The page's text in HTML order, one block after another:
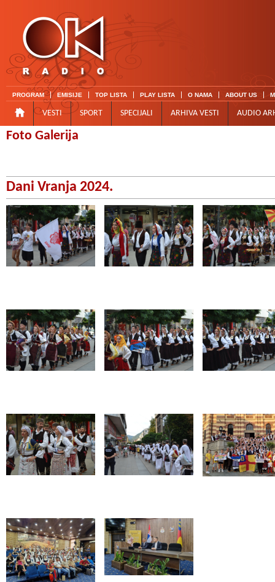
PROGRAM EMISIJE TOP LISTA PLAY LISTA O NAMA ABOUT US
VESTI SPORT SPECIJALI ARHIVA VESTI AUDIO
Foto Galerija
Dani Vranja 2024.